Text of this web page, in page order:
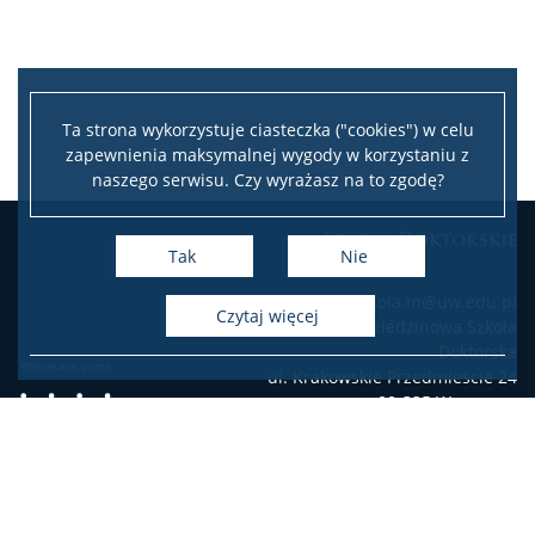
Ta strona wykorzystuje ciasteczka ("cookies") w celu
zapewnienia maksymalnej wygody w korzystaniu z
naszego serwisu. Czy wyrażasz na to zgodę?
Tak Nie
czytaj więcej
Szkoły Doktorskie
e-mail: szkola.m@uw.edu.pl
Międzydziedzinowa Szkoła
Doktorska
ul. Krakowskie Przedmieście 24
00-325 Warszawa